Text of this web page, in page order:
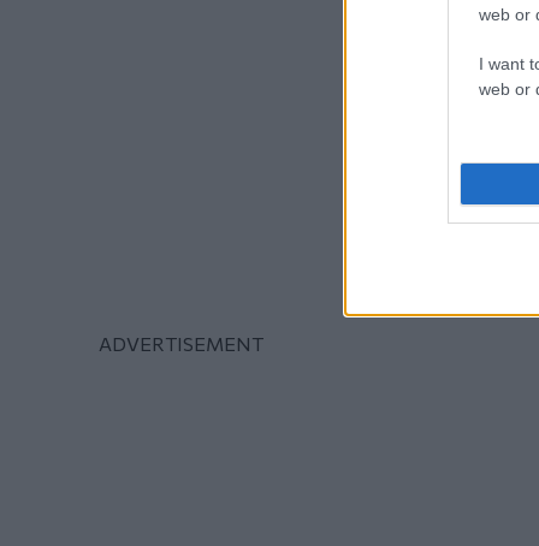
web or
I want
web or